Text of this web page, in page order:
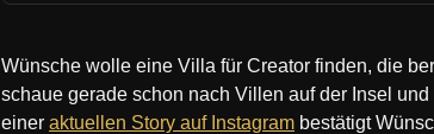
Wünsche wolle eine Villa für Creator finden, die
schaue gerade schon nach Villen auf der Insel
einer aktuellen Story auf Instagram bestätigt